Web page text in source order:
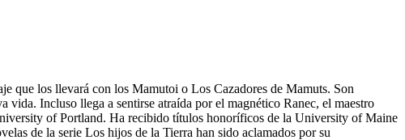
que los llevará con los Mamutoi o Los Cazadores de Mamuts. Son
vida. Incluso llega a sentirse atraída por el magnético Ranec, el maestro
of Portland. Ha recibido títulos honoríficos de la University of Maine
de la serie Los hijos de la Tierra han sido aclamados por su